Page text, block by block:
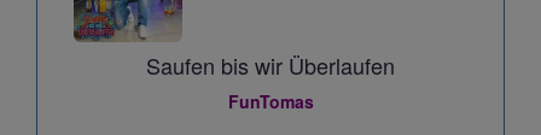
Saufen bis wir Überlaufen
FunTomas